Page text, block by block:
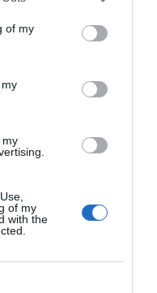
of my
my
of my
with the
Λαϊκής Αγοράς στο
ΣΕ ΑΠΟΠΕΙΡΑ
ΓΙΑ ΘΑΝΑΤΗΦΟΡΑ